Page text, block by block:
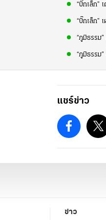
“บิ๊กเล็ก”
“บิ๊กเล็ก”
“ภูมิธรรม
“ภูมิธรรม
แชร์ข่าว
ข่าว